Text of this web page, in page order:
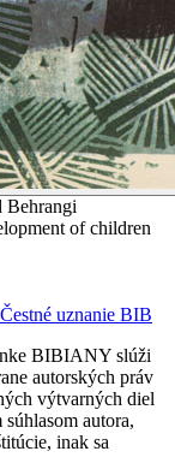
Behrangi
of children
uznanie BIB
BIBIANY slúži
autorských práv
výtvarných diel
autora,
inak sa